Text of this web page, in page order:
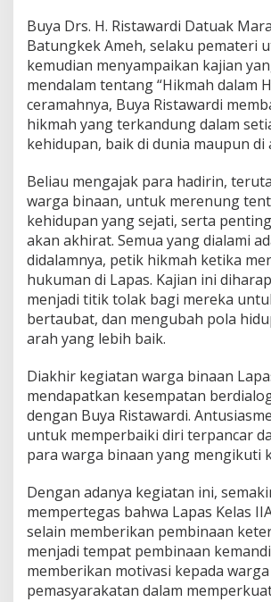
Buya Drs. H. Ristawardi Datuak
Batungkek Ameh, selaku pemateri
kemudian menyampaikan kajian
mendalam tentang “Hikmah dalam
ceramahnya, Buya Ristawardi
hikmah yang terkandung dalam
kehidupan, baik di dunia maupun di
Beliau mengajak para hadirin,
warga binaan, untuk merenung
kehidupan yang sejati, serta
akan akhirat. Semua yang dialami
didalamnya, petik hikmah ketika
hukuman di Lapas. Kajian ini
menjadi titik tolak bagi mereka
bertaubat, dan mengubah pola
arah yang lebih baik.
Diakhir kegiatan warga binaan
mendapatkan kesempatan
dengan Buya Ristawardi.
untuk memperbaiki diri terpancar
para warga binaan yang mengikuti
Dengan adanya kegiatan ini,
mempertegas bahwa Lapas Kelas
selain memberikan pembinaan
menjadi tempat pembinaan
memberikan motivasi kepada
pemasyarakatan dalam